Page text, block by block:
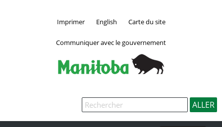
Imprimer English Carte du site
Communiquer avec le gouvernement